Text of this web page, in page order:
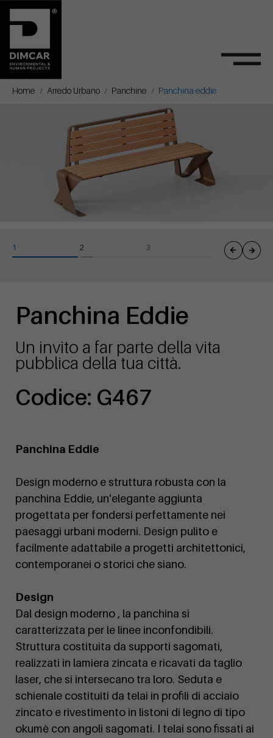
Home Arredo Urbano Panchine Panchina eddie
Panchina Eddie
Un invito a far parte della vita
pubblica della tua città.
Codice: G467
Panchina Eddie
Design moderno e struttura robusta con la
panchina Eddie, un'elegante aggiunta
progettata per fondersi perfettamente nei
paesaggi urbani moderni. Design pulito e
facilmente adattabile a progetti architettonici,
contemporanei o storici che siano.
Design
Dal design moderno , la panchina si
caratterizzata per le linee inconfondibili.
Struttura costituita da supporti sagomati,
realizzati in lamiera zincata e ricavati da taglio
laser, che si intersecano tra loro. Seduta e
schienale costituiti da telai in profili di acciaio
zincato e rivestimento in listoni di legno di tipo
okumè con angoli sagomati. I telai sono fissati ai